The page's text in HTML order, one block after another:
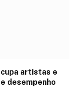
artistas e
desempenho